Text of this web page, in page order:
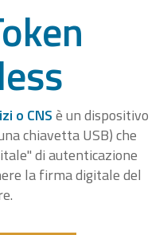
o CNSè un dispositivo
chiavetta USB) che
di autenticazione
la firma digitale del